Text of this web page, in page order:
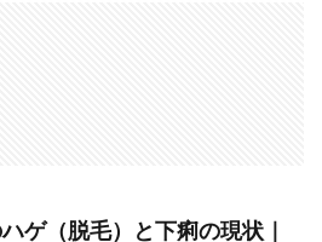
ゲ（脱毛）と下痢の現状｜